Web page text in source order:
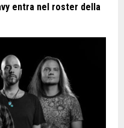
entra nel roster della